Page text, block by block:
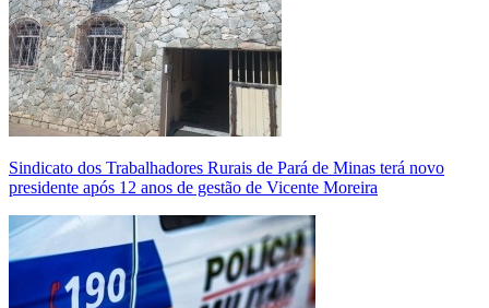
Sindicato dos Trabalhadores Rurais de Pará de Minas terá novo
presidente após 12 anos de gestão de Vicente Moreira